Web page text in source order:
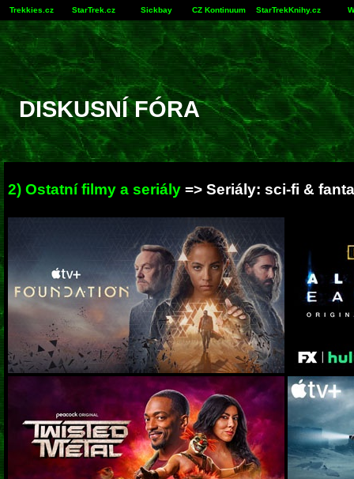
Trekkies.cz StarTrek.cz Sickbay CZ Kontinuum StarTrekKnihy.cz
DISKUSNÍ FÓRA
2) Ostatní filmy a seriály => Seriály: sci-fi &